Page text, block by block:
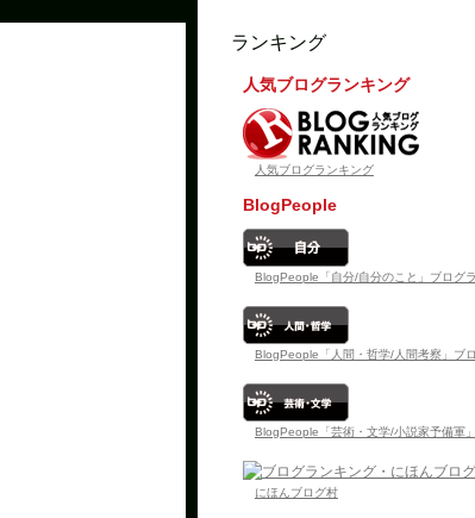
ランキング
人気ブログランキング
人気ブログランキング
BlogPeople
BlogPeople「自分/自分のこと」ブログ
BlogPeople「人間・哲学/人間考察」ブ
BlogPeople「芸術・文学/小説家予備軍
にほんブログ村